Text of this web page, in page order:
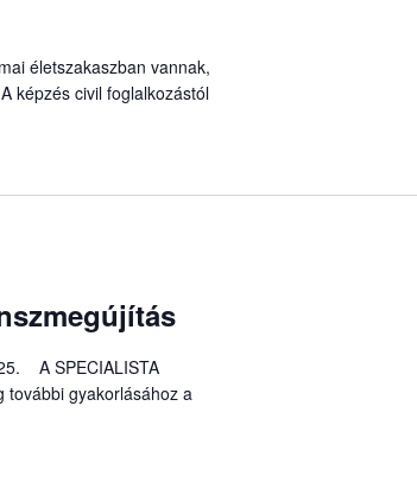
életszakaszban vannak,
képzés civil foglalkozástól
A SPECIALISTA
további gyakorlásához a